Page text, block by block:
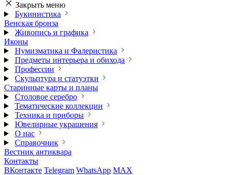
Закрыть меню
Букинистика
Венская бронза
Живопись и графика
Иконы
Нумизматика и Фалеристика
Предметы интерьера и обихода
Профессии
Скульптура и статуэтки
Старинные карты и планы
Столовое серебро
Тематические коллекции
Техника и приборы
Ювелирные украшения
О нас
Справочник
Вестник антиквара
Контакты
ВКонтакте Telegram WhatsApp MAX